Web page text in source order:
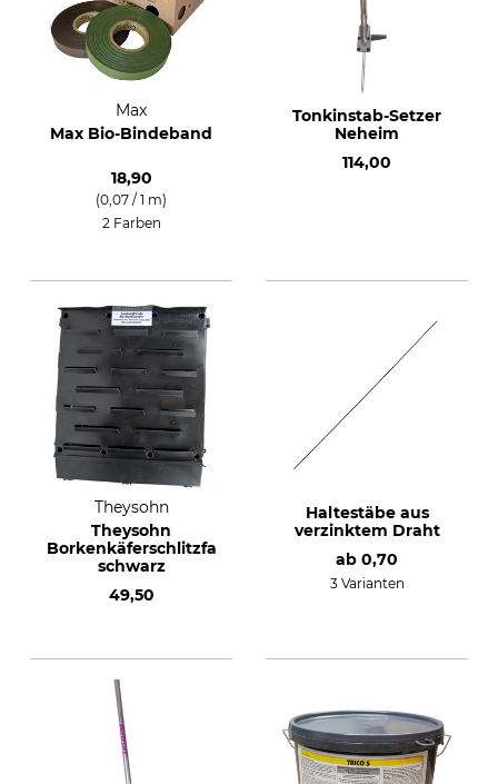
Max
Max Bio-Bindeband
18,90
(0,07 / 1 m)
2 Farben
Tonkinstab-Setzer
Neheim
114,00
Theysohn
Theysohn
Borkenkäferschlitzfalle,
schwarz
49,50
Haltestäbe aus
verzinktem Draht
ab 0,70
3 Varianten